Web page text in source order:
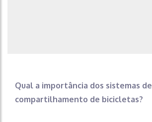
Qual a importância dos sistemas de
compartilhamento de bicicletas?